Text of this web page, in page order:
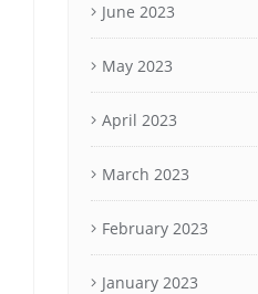
June 2023
May 2023
April 2023
March 2023
February 2023
January 2023